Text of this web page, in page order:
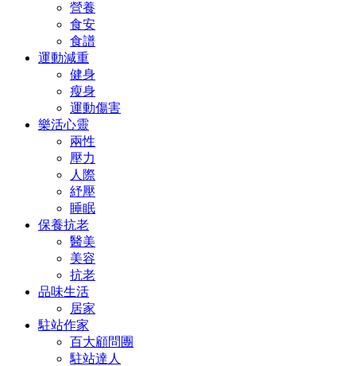
營養
食安
食譜
運動減重
健身
瘦身
運動傷害
樂活心靈
兩性
壓力
人際
紓壓
睡眠
保養抗老
醫美
美容
抗老
品味生活
居家
駐站作家
百大顧問團
駐站達人